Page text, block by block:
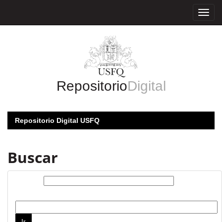
RepositorioDigital
Repositorio Digital USFQ
Buscar